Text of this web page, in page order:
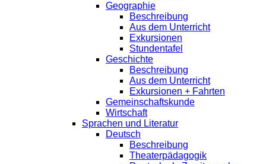
Geographie
Beschreibung
Aus dem Unterricht
Exkursionen
Stundentafel
Geschichte
Beschreibung
Aus dem Unterricht
Exkursionen + Fahrten
Gemeinschaftskunde
Wirtschaft
Sprachen und Literatur
Deutsch
Beschreibung
Theaterpädagogik